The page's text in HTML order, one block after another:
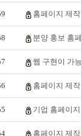
홈페이지 제
분양 홍보 홈
웹 구현이 가
홈페이지 제
기업 홈페이
홈페이지 제